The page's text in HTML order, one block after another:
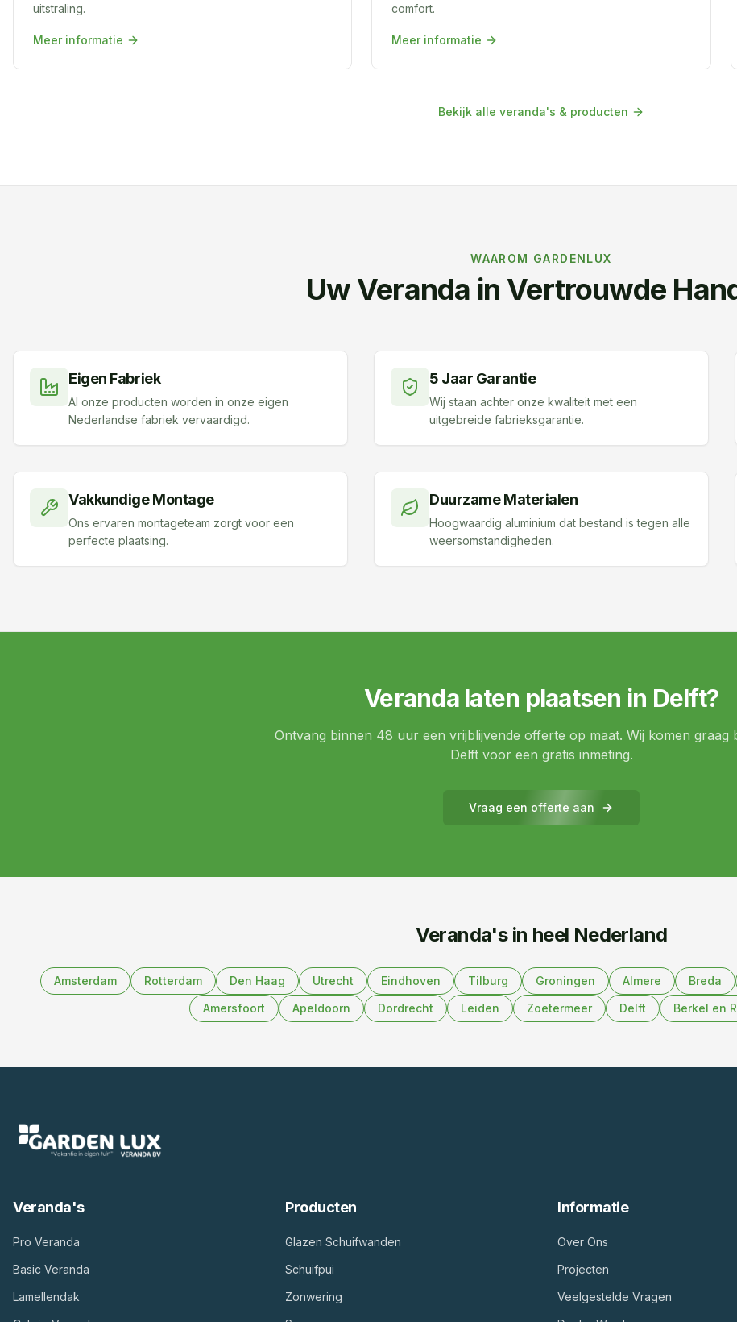
uitstraling.
Meer informatie
comfort.
Meer informatie
Bekijk alle veranda's & producten
WAAROM GARDENLUX
Uw Veranda in Vertrouwde
Eigen Fabriek
Al onze producten worden in onze eigen
Nederlandse fabriek vervaardigd.
5 Jaar Garantie
Wij staan achter onze kwaliteit met een
uitgebreide fabrieksgarantie.
Vakkundige Montage
Ons ervaren montageteam zorgt voor een
perfecte plaatsing.
Duurzame Materialen
Hoogwaardig aluminium dat bestand is tegen alle
weersomstandigheden.
Veranda laten plaatsen in Delft?
Ontvang binnen 48 uur een vrijblijvende offerte op maat. Wij komen graag
Delftvoor een gratis inmeting.
Vraag een offerte aan
Veranda's in heel Nederland
Amsterdam Rotterdam Den Haag Utrecht Eindhoven Tilburg Groningen Almere Breda
Amersfoort
Apeldoorn Dordrecht Leiden Zoetermeer Delft Berkel en
Veranda's
Pro Veranda
Basic Veranda
Lamellendak
Producten
Glazen Schuifwanden
Schuifpui
Zonwering
Informatie
Over Ons
Projecten
Veelgestelde Vragen